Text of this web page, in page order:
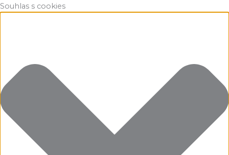
Souhlas s cookies